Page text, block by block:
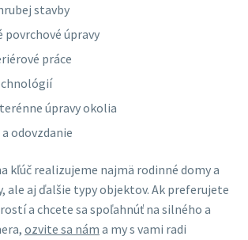
stavby
povrchové úpravy
práce
úpravy okolia
odovzdanie
kľúč realizujeme najmä rodinné domy a
ale aj ďalšie typy objektov. Ak preferujete
a chcete sa spoľahnúť na silného a
ozvite sa nám a my s vami radi